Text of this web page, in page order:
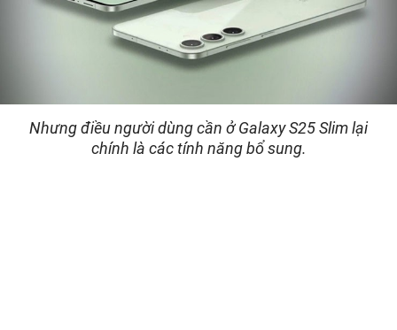
Nhưng điều người dùng cần ở Galaxy S25 Slim lại
chính là các tính năng bổ sung.